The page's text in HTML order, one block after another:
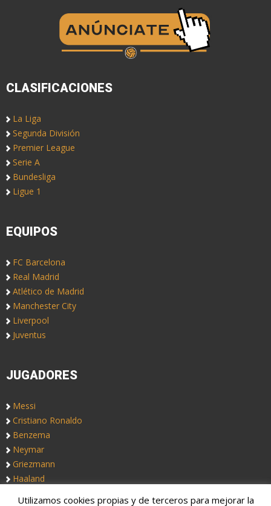
CLASIFICACIONES
La Liga
Segunda División
Premier League
Serie A
Bundesliga
Ligue 1
EQUIPOS
FC Barcelona
Real Madrid
Atlético de Madrid
Manchester City
Liverpool
Juventus
JUGADORES
Messi
Cristiano Ronaldo
Benzema
Neymar
Griezmann
Haaland
Utilizamos cookies propias y de terceros para mejorar la